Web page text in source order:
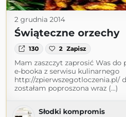
2 grudnia 2014
Świąteczne orzechy
130 2 Zapisz
Mam zaszczyt zaprosić Was do
e-booka z serwisu kulinarnego
http://zpierwszegotloczenia.pl/
zostałam poproszona wraz (...)
Słodki kompromis